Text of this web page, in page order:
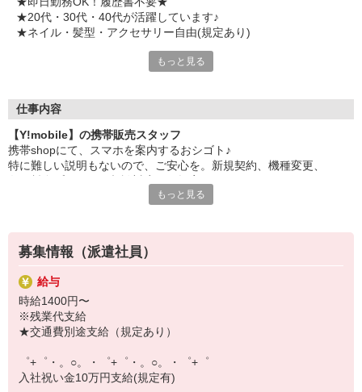
★20代・30代・40代が活躍しています♪
★ネイル・髪型・アクセサリー自由(規定あり)
でも心配ご無用！
お互いに教え合ったり、フォローしあったりする
和気あいあいとした人間関係がある店舗ばかり！
皆で一緒にステップアップしましょう♪
【選べるお仕事いろいろ】
▼オフィスワーク
事務、経理、データ入力、コールセンター、受付
▼工場・製造・軽作業系
機械/食品製造・梱包・仕分け・加工・組立・検査
▼美容系
眉毛サロンのアイブロウ・ネイリスト・エステ
▼営業・販売
法人営業・アパレル販売・個別指導塾・人材紹介
▼人気案件も多数♪
短期・期間限定・オープニング・官公庁案件
上場/優良/大手企業など
もっと見る
仕事内容
【Y!mobile】の携帯販売スタッフ
携帯shopにて、スマホを案内するおシゴト♪
特に難しい説明もないので、ご安心を。新規契約、機種変更、
満足度◎
■携帯やインターネット販売業務
docomo(ドコモ)/au(エーユー)・KDDI/softbank(ソフトバンク)など
の大手キャリアから
ワイモバイル(Y!mobille)、楽天モバイル、UQなど格安スマホまで幅
広く紹介可能♪
もっと見る
募集情報（派遣社員）
給与
時給1400円〜
※残業代支給
★交通費別途支給（規定あり）
゜+゜・。○。・゜+゜・。○。・゜+゜
入社祝い金10万円支給(規定有)